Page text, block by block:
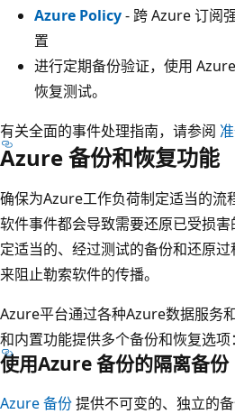
Azure Policy- 跨 Azure 订阅
置
进行定期备份验证，使用
恢复测试。
有关全面的事件处理指南，请参阅
Azure 备份和恢复功能
确保为Azure工作负荷制定适当的流
软件事件都会导致需要还原已受损
定适当的、经过测试的备份和还原
来阻止勒索软件的传播。
Azure平台通过各种Azure数据服务
和内置功能提供多个备份和恢复选项：
使用Azure 备份的隔离备份
Azure 备份提供不可变的、独立的